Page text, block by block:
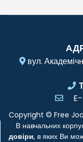
вул.
Copyright © Free
В навчальних
довіри, в яких Ви